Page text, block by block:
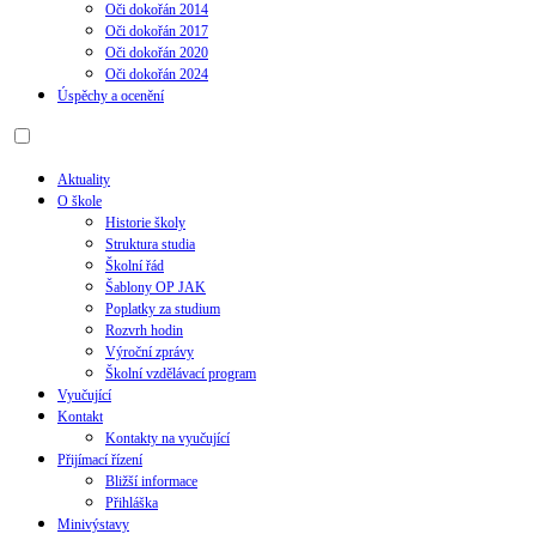
Oči dokořán 2014
Oči dokořán 2017
Oči dokořán 2020
Oči dokořán 2024
Úspěchy a ocenění
Aktuality
O škole
Historie školy
Struktura studia
Školní řád
Šablony OP JAK
Poplatky za studium
Rozvrh hodin
Výroční zprávy
Školní vzdělávací program
Vyučující
Kontakt
Kontakty na vyučující
Přijímací řízení
Bližší informace
Přihláška
Minivýstavy